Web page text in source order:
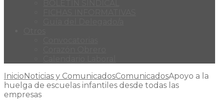
InicioNoticias y ComunicadosComunicadosApoyo a la
huelga de escuelas infantiles desde todas las
empresas